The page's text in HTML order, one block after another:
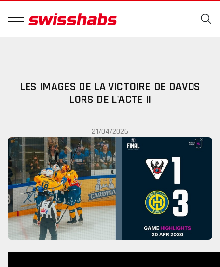
LES IMAGES DE LA VICTOIRE DE DAVOS
LORS DE L'ACTE II
21/04/2026